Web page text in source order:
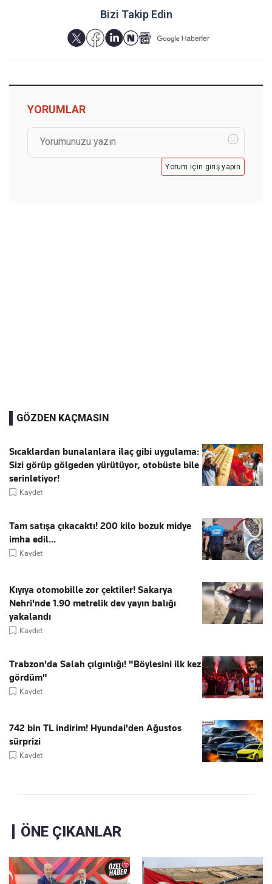
Bizi Takip Edin
YORUMLAR
Yorum için giriş yapın
GÖZDEN KAÇMASIN
Sıcaklardan bunalanlara ilaç gibi uygulama:
Sizi görüp gölgeden yürütüyor, otobüste bile
serinletiyor!
Kaydet
Tam satışa çıkacaktı! 200 kilo bozuk midye
imha edil...
Kaydet
Kıyıya otomobille zor çektiler! Sakarya
Nehri'nde 1.90 metrelik dev yayın balığı
yakalandı
Kaydet
Trabzon'da Salah çılgınlığı! "Böylesini ilk kez
gördüm"
Kaydet
742 bin TL indirim! Hyundai'den Ağustos
sürprizi
Kaydet
ÖNE ÇIKANLAR